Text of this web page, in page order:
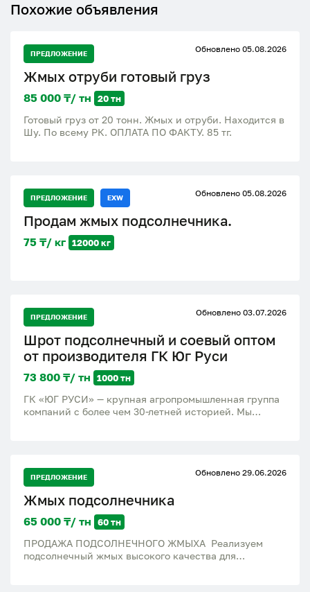
Похожие объявления
ПРЕДЛОЖЕНИЕ Обновлено 05.08.2026
Жмых отруби готовый груз
85 000 ₸/ тн 20 тн
Готовый груз от 20 тонн. Жмых и отруби. Находится в
Шу. По всему РК. ОПЛАТА ПО ФАКТУ. 85 тг.
ПРЕДЛОЖЕНИЕ EXW Обновлено 05.08.2026
Продам жмых подсолнечника.
75 ₸/ кг 12000 кг
ПРЕДЛОЖЕНИЕ Обновлено 03.07.2026
Шрот подсолнечный и соевый оптом
от производителя ГК Юг Руси
73 800 ₸/ тн 1000 тн
ГК «ЮГ РУСИ» — крупная агропромышленная группа
компаний с более чем 30-летней историей. Мы
* Подсолнечный и соевый шрот и жмых * Упаковка
мешки, биг бег, навалом * Строгий контроль качества,
стабильные поставки круглый год * Опыт экспортных
поставок в десятки стран * Гибкие условия
партнерства и собственная логистика Готовы к
Предлагаем оптом от завода-производителя: *
Подсолнечный шрот * Соевый шрот * Подсолнечный и
ПРЕДЛОЖЕНИЕ Обновлено 29.06.2026
Жмых подсолнечника
65 000 ₸/ тн 60 тн
ПРОДАЖА ПОДСОЛНЕЧНОГО ЖМЫХА Реализуем
подсолнечный жмых высокого качества для